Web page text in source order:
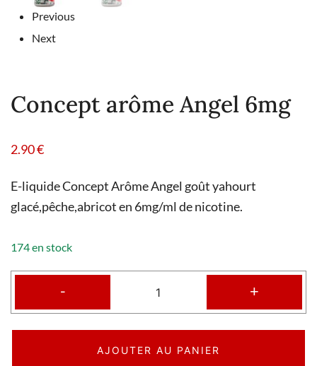
Previous
Next
Concept arôme Angel 6mg
2.90€
E-liquide Concept Arôme Angel goût yahourt
glacé,pêche,abricot en 6mg/ml de nicotine.
174 en stock
- +
AJOUTER AU PANIER